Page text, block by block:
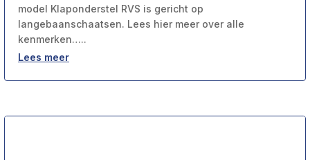
model Klaponderstel RVS is gericht op
langebaanschaatsen. Lees hier meer over alle
kenmerken…..
Lees meer